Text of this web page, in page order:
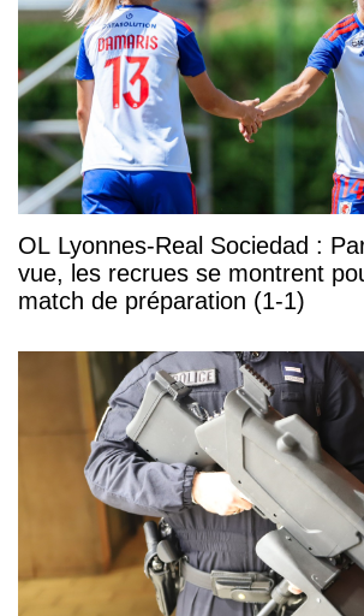
OL Lyonnes-Real Sociedad :
vue, les recrues se montrent
match de préparation (1-1)